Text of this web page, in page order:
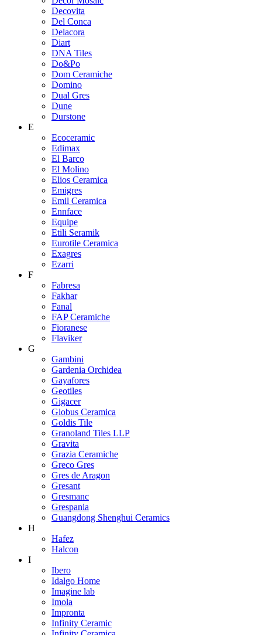
Decovita
Del Conca
Delacora
Diart
DNA Tiles
Do&Po
Dom Ceramiche
Domino
Dual Gres
Dune
Durstone
E
Ecoceramic
Edimax
El Barco
El Molino
Elios Ceramica
Emigres
Emil Ceramica
Ennface
Equipe
Etili Seramik
Eurotile Ceramica
Exagres
Ezarri
F
Fabresa
Fakhar
Fanal
FAP Ceramiche
Fioranese
Flaviker
G
Gambini
Gardenia Orchidea
Gayafores
Geotiles
Gigacer
Globus Ceramica
Goldis Tile
Granoland Tiles LLP
Gravita
Grazia Ceramiche
Greco Gres
Gres de Aragon
Gresant
Gresmanc
Grespania
Guangdong Shenghui Ceramics
H
Hafez
Halcon
I
Ibero
Idalgo Home
Imagine lab
Imola
Impronta
Infinity Ceramic